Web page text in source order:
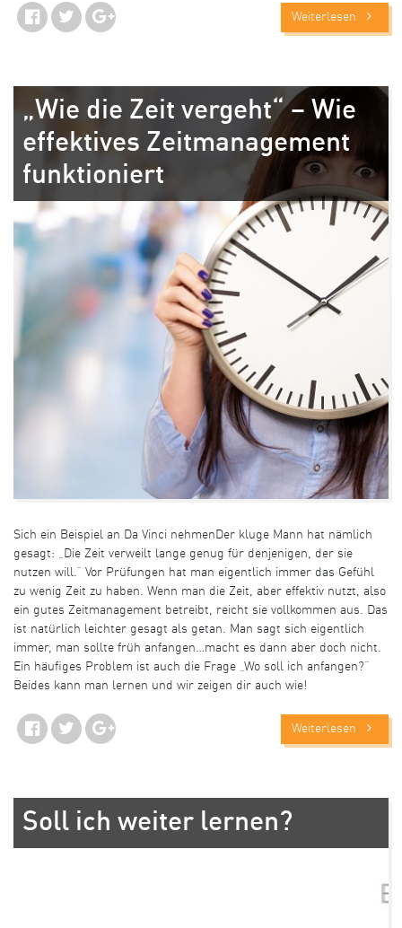
Weiterlesen
„Wie die Zeit vergeht“ – Wie
effektives Zeitmanagement
funktioniert
Sich ein Beispiel an Da Vinci nehmenDer kluge Mann hat nämlich
gesagt: „Die Zeit verweilt lange genug für denjenigen, der sie
nutzen will.“ Vor Prüfungen hat man eigentlich immer das Gefühl
zu wenig Zeit zu haben. Wenn man die Zeit, aber effektiv nutzt, also
ein gutes Zeitmanagement betreibt, reicht sie vollkommen aus. Das
ist natürlich leichter gesagt als getan. Man sagt sich eigentlich
immer, man sollte früh anfangen…macht es dann aber doch nicht.
Ein häufiges Problem ist auch die Frage „Wo soll ich anfangen?“
Beides kann man lernen und wir zeigen dir auch wie!
Weiterlesen
Soll ich weiter lernen?